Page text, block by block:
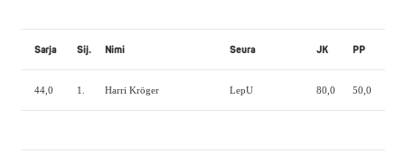
Sarja Sij. Nimi Seura JK PP
44,0 1. Harri Kröger LepU 80,0 50,0